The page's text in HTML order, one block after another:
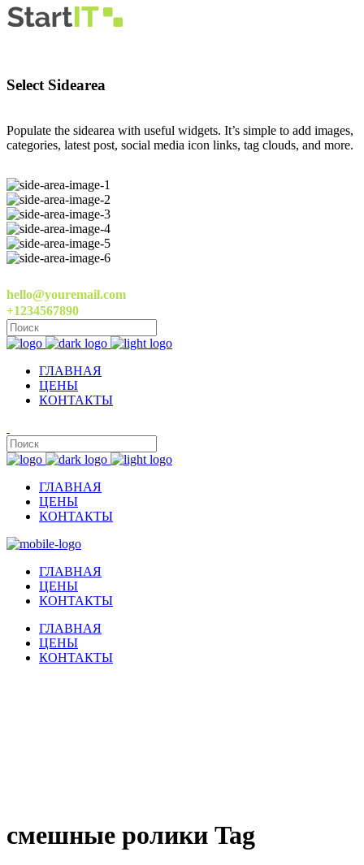
Select Sidearea
Populate the sidearea with useful widgets. It’s simple to add images,
categories, latest post, social media icon links, tag clouds, and more.
hello@youremail.com
+1234567890
ГЛАВНАЯ
ЦЕНЫ
КОНТАКТЫ
ГЛАВНАЯ
ЦЕНЫ
КОНТАКТЫ
ГЛАВНАЯ
ЦЕНЫ
КОНТАКТЫ
ГЛАВНАЯ
ЦЕНЫ
КОНТАКТЫ
смешные ролики Tag